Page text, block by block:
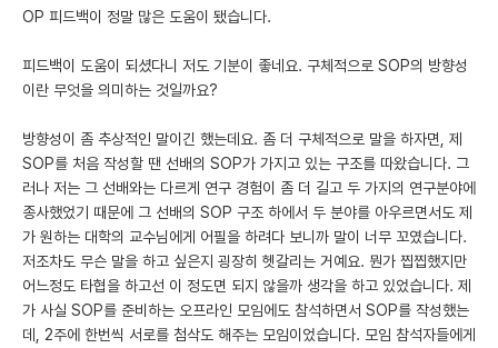
OP 피드백이 정말 많은 도움이 됐습니다.
피드백이 도움이 되셨다니 저도 기분이 좋네요. 구체적으로 SOP의 방향성
이란 무엇을 의미하는 것일까요?
방향성이 좀 추상적인 말이긴 했는데요. 좀 더 구체적으로 말을 하자면, 제
SOP를 처음 작성할 땐 선배의 SOP가 가지고 있는 구조를 따왔습니다. 그
러나 저는 그 선배와는 다르게 연구 경험이 좀 더 길고 두 가지의 연구분야에
종사했었기 때문에 그 선배의 SOP 구조 하에서 두 분야를 아우르면서도 제
가 원하는 대학의 교수님에게 어필을 하려다 보니까 말이 너무 꼬였습니다.
저조차도 무슨 말을 하고 싶은지 굉장히 헷갈리는 거예요. 뭔가 찝찝했지만
어느정도 타협을 하고선 이 정도면 되지 않을까 생각을 하고 있었습니다. 제
가 사실 SOP를 준비하는 오프라인 모임에도 참석하면서 SOP를 작성했는
데, 2주에 한번씩 서로를 첨삭도 해주는 모임이었습니다. 모임 참석자들에게